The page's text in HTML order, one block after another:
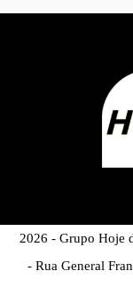
2026 - Grupo Hoje
- Rua General